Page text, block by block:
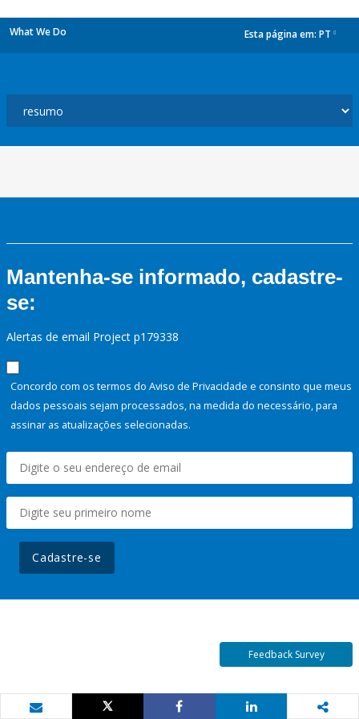
What We Do Esta página em: PT
Mantenha-se informado, cadastre-
se:
Alertas de email Project p179338
Concordo com os termos do Aviso de Privacidade e consinto que meus
dados pessoais sejam processados, na medida do necessário, para
assinar as atualizações selecionadas.
Cadastre-se
Feedback Survey